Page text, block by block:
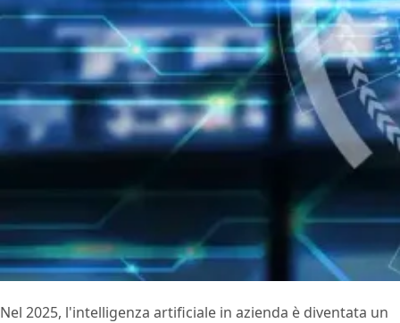
Nel 2025, l'intelligenza artificiale in azienda è diventata un